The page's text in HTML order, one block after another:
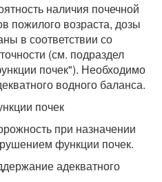
наличия почечной
пожилого возраста, дозы
в соответствии со
(см. подраздел
почек"). Необходимо
водного баланса.
почек
при назначении
функции почек.
адекватного